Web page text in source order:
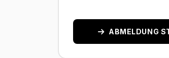
ABMELDUNG